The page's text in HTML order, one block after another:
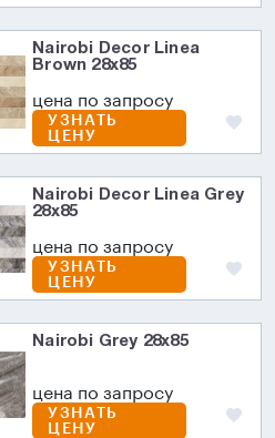
Nairobi Decor Linea
Brown 28x85
цена по запросу
УЗНАТЬ
ЦЕНУ
Nairobi Decor Linea Grey
28x85
цена по запросу
УЗНАТЬ
ЦЕНУ
Nairobi Grey 28x85
цена по запросу
УЗНАТЬ
ЦЕНУ